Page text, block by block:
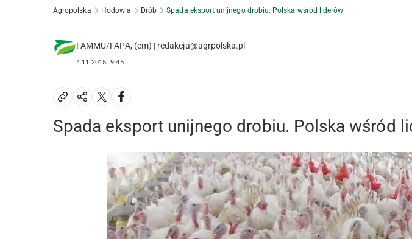
Agropolska Hodowla Drób Spada eksport unijnego drobiu. Polska wśród liderów
FAMMU/FAPA, (em) | redakcja@agrpolska.pl
4.11.2015 9:45
Spada eksport unijnego drobiu. Polska wśród